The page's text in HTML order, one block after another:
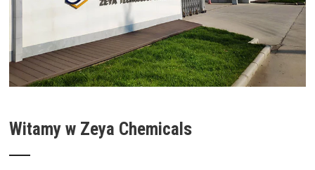
Witamy w Zeya Chemicals